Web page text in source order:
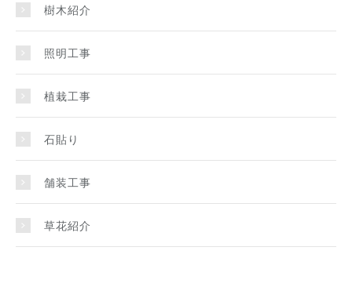
樹木紹介
照明工事
植栽工事
石貼り
舗装工事
草花紹介